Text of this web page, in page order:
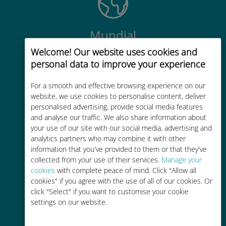
Welcome! Our website uses cookies and
personal data to improve your experience
For a smooth and effective browsing experience on our
website, we use cookies to personalise content, deliver
personalised advertising, provide social media features
and analyse our traffic. We also share information about
your use of our site with our social media, advertising and
analytics partners who may combine it with other
information that you've provided to them or that they've
collected from your use of their services. Manage your
cookies with complete peace of mind. Click "Allow all
cookies" if you agree with the use of all of our cookies. Or
click "Select" if you want to customise your cookie
settings on our website.
Mundial
Conectividad celular mundial de
alta calidad en más de 200
Rentable
Hasta un 90% más barato que los
costes de itinerancia con su
operador actual